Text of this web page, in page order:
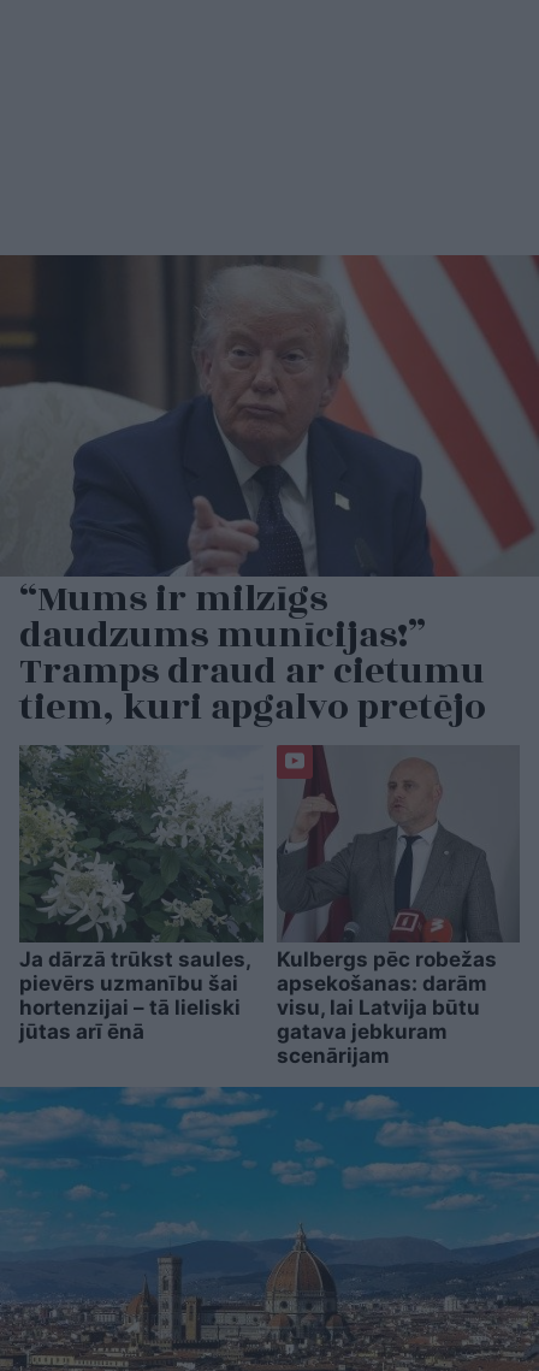
“Mums ir milzīgs
daudzums munīcijas!”
Tramps draud ar cietumu
tiem, kuri apgalvo pretējo
Ja dārzā trūkst saules,
pievērs uzmanību šai
hortenzijai – tā lieliski
jūtas arī ēnā
Kulbergs pēc robežas
apsekošanas: darām
visu, lai Latvija būtu
gatava jebkuram
scenārijam